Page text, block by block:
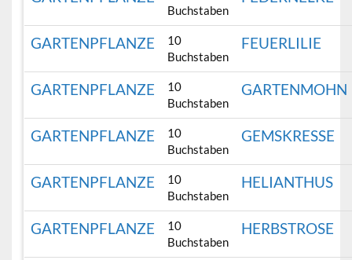
Buchstaben
GARTENPFLANZE
10
Buchstaben
FEUERLILIE
GARTENPFLANZE
10
Buchstaben
GARTENMOHN
GARTENPFLANZE
10
Buchstaben
GEMSKRESSE
GARTENPFLANZE
10
Buchstaben
HELIANTHUS
GARTENPFLANZE
10
Buchstaben
HERBSTROSE